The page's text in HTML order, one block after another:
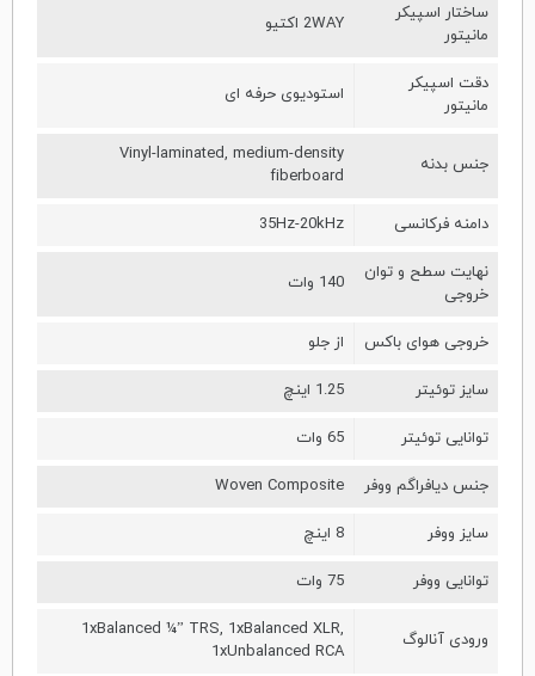
ساختار اسپیکر
مانیتور
2WAY اکتیو
دقت اسپیکر
مانیتور
استودیوی حرفه ای
جنس بدنه
Vinyl-laminated, medium-density
fiberboard
دامنه فرکانسی 35Hz-20kHz
نهایت سطح و توان
خروجی
140 وات
خروجی هوای باکس از جلو
سایز توئیتر 1.25 اینچ
توانایی توئیتر 65 وات
جنس دیافراگم ووفر Woven Composite
سایز ووفر 8 اینچ
توانایی ووفر 75 وات
ورودی آنالوگ
1xBalanced ¼” TRS, 1xBalanced XLR,
1xUnbalanced RCA